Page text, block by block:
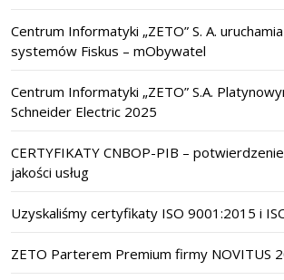
Centrum Informatyki „ZETO” S. A.
systemów Fiskus – mObywatel
Centrum Informatyki „ZETO” S.A.
Schneider Electric 2025
CERTYFIKATY CNBOP-PIB –
jakości usług
Uzyskaliśmy certyfikaty ISO 9001:2015 i
ZETO Parterem Premium firmy NOVITUS